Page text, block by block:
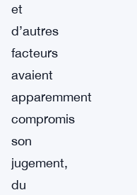
et
d’autres
facteurs
avaient
apparemment
compromis
son
jugement,
du